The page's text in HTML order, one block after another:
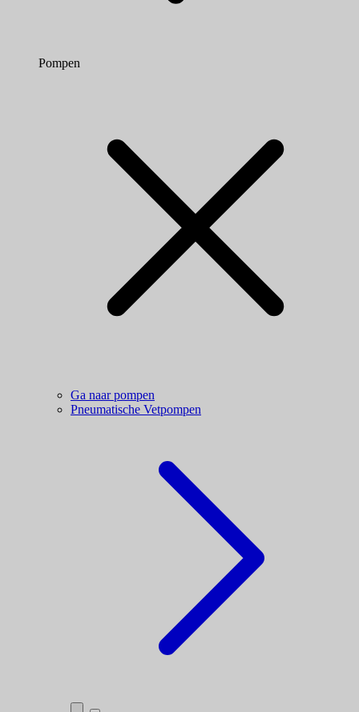
Pompen
Ga naar pompen
Pneumatische Vetpompen